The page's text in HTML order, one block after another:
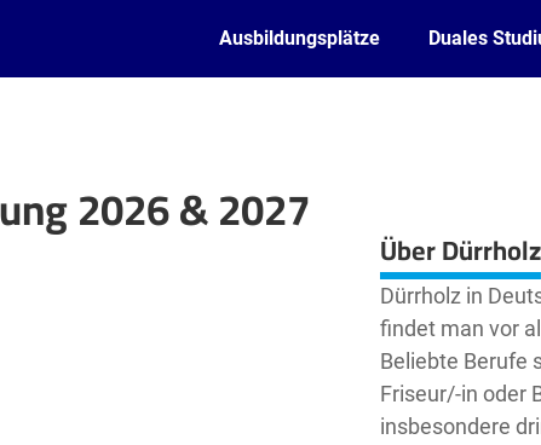
Ausbildungsplätze Duales
2026 & 2027
Leaflet | ©OpenStreetMap2contributors Über Dürrholz
Dürrholz in
findet man vor
Beliebte Berufe
Friseur/-in oder
insbesondere